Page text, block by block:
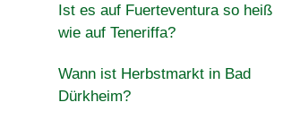
Ist es auf Fuerteventura so heiß
wie auf Teneriffa?
Wann ist Herbstmarkt in Bad
Dürkheim?